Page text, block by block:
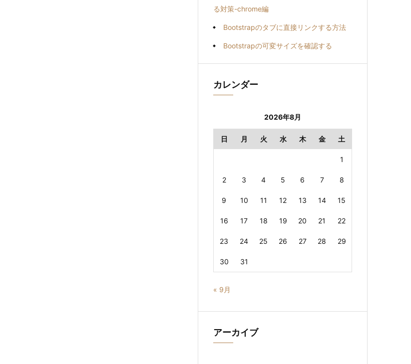
る対策-chrome編
Bootstrapのタブに直接リンクする方法
Bootstrapの可変サイズを確認する
カレンダー
2026年8月
日 月 火 水 木 金 土
1
2 3 4 5 6 7 8
9 10 11 12 13 14 15
16 17 18 19 20 21 22
23 24 25 26 27 28 29
30 31
« 9月
アーカイブ